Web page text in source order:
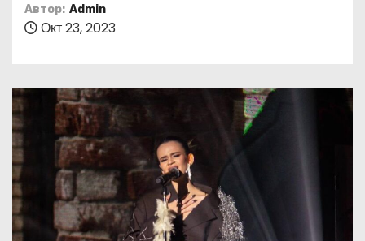
Автор: Admin
Окт 23, 2023